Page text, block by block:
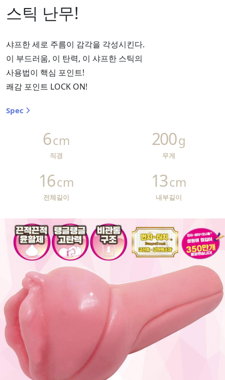
스틱 난무!
샤프한 세로 주름이 감각을 각성시킨다.
이 부드러움, 이 탄력, 이 샤프한 스틱의
사용법이 핵심 포인트!
쾌감 포인트 LOCK ON!
Spec
직경
6cm
무게
200g
전체길이
16cm
내부길이
13cm